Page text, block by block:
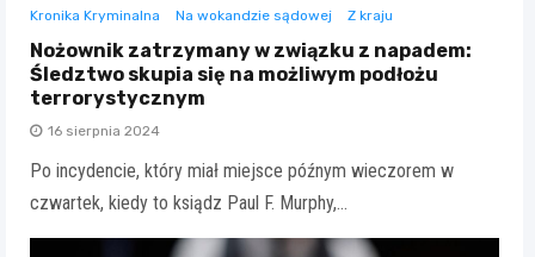
Kronika Kryminalna Na wokandzie sądowej Z kraju
Nożownik zatrzymany w związku z napadem:
Śledztwo skupia się na możliwym podłożu
terrorystycznym
16 sierpnia 2024
Po incydencie, który miał miejsce późnym wieczorem w
czwartek, kiedy to ksiądz Paul F. Murphy,…